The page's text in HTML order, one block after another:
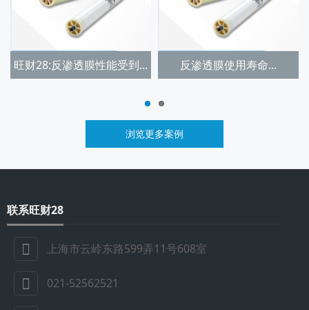
旺财28:反渗透膜性能受到... 反渗透膜使用寿命...
浏览更多案例
联系旺财28
上海市云岭东路599弄11号608室
021-52562521